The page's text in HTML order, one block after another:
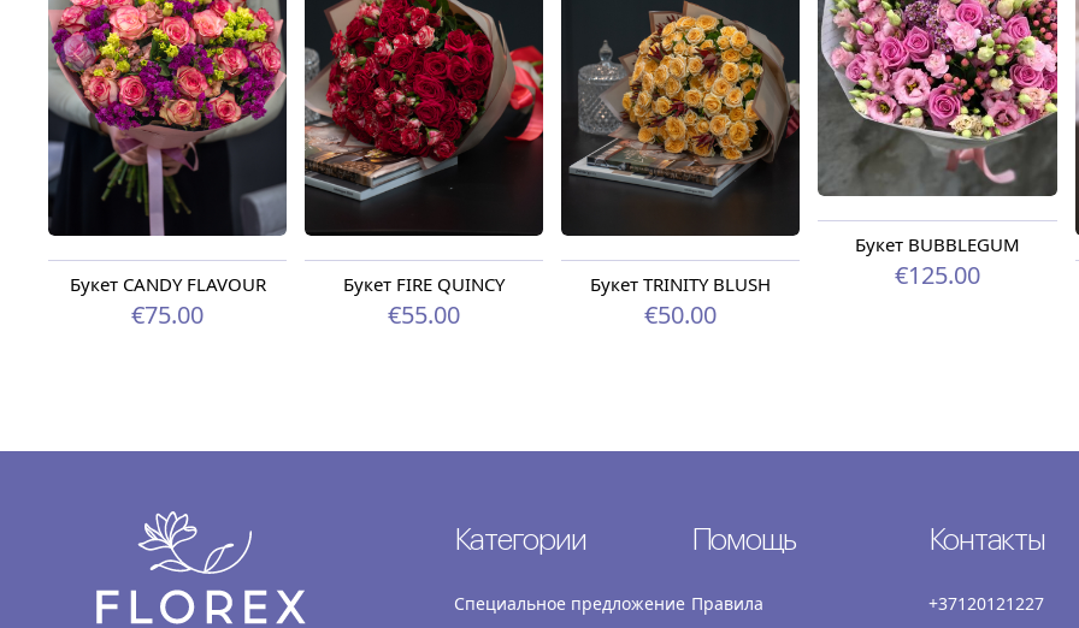
Букет CANDY FLAVOUR
€75.00
Букет FIRE QUINCY
€55.00
Букет TRINITY BLUSH
€50.00
Букет BUBBLEGUM
€125.00
Категории
Специальное предложение
Помощь
Правила
Контакты
+37120121227